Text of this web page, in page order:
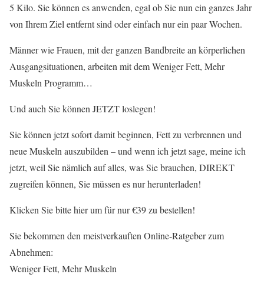
5 Kilo. Sie können es anwenden, egal ob Sie nun ein ganzes Jahr
von Ihrem Ziel entfernt sind oder einfach nur ein paar Wochen.
Männer wie Frauen, mit der ganzen Bandbreite an körperlichen
Ausgangsituationen, arbeiten mit dem Weniger Fett, Mehr
Muskeln Programm…
Und auch Sie können JETZT loslegen!
Sie können jetzt sofort damit beginnen, Fett zu verbrennen und
neue Muskeln auszubilden – und wenn ich jetzt sage, meine ich
jetzt, weil Sie nämlich auf alles, was Sie brauchen, DIREKT
zugreifen können, Sie müssen es nur herunterladen!
Klicken Sie bitte hier um für nur €39 zu bestellen!
Sie bekommen den meistverkauften Online-Ratgeber zum
Abnehmen:
Weniger Fett, Mehr Muskeln